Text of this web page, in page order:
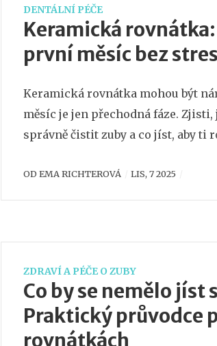
DENTÁLNÍ PÉČE
Keramická
první měsíc bez
Keramická rovnátka mohou být
měsíc je jen přechodná fáze.
správně čistit zuby a co jíst, aby ti
OD EMA RICHTEROVÁ LIS, 7 2025
ZDRAVÍ A PÉČE O ZUBY
Co by se nemělo jíst
Praktický průvodce
rovnátkách